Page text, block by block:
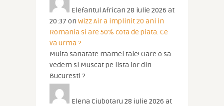
Elefantul African 28 iulie 2026 at
20:37 on Wizz Air a implinit 20 ani in
Romania si are 50% cota de piata. Ce
va urma ?
Multa sanatate mamei tale! Oare o sa
vedem si Muscat pe lista lor din
Bucuresti ?
Elena Ciubotaru 28 iulie 2026 at